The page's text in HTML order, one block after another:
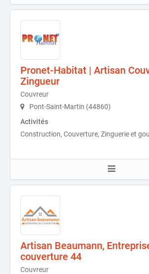
Pronet-Habitat | Artisan
Zingueur
Couvreur
Pont-Saint-Martin (44860)
Activités
Construction, Couverture, Zinguerie et
Artisan Beaumann,
couverture 44
Couvreur